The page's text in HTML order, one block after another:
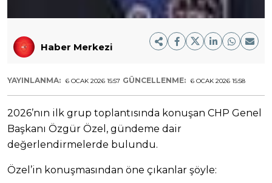
Haber Merkezi
YAYINLANMA: 6 OCAK 2026 15:57 GÜNCELLENME: 6 OCAK 2026 15:58
2026’nın ilk grup toplantısında konuşan CHP Genel
Başkanı Özgür Özel, gündeme dair
değerlendirmelerde bulundu.
Özel’in konuşmasından öne çıkanlar şöyle: